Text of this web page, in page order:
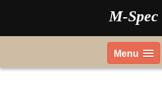
M-Spec
Menu